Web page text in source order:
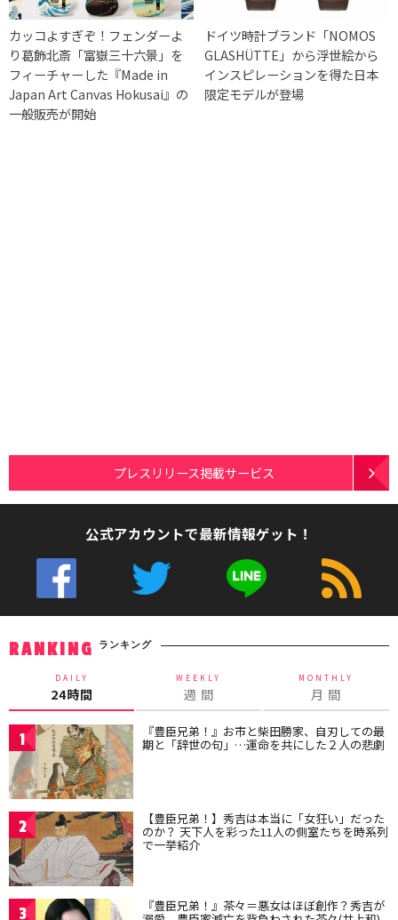
カッコよすぎぞ！フェンダーよ
り葛飾北斎「富嶽三十六景」を
フィーチャーした『Made in
Japan Art Canvas Hokusai』の
一般販売が開始
ドイツ時計ブランド「NOMOS
GLASHÜTTE」から浮世絵から
インスピレーションを得た日本
限定モデルが登場
プレスリリース掲載サービス
公式アカウントで最新情報ゲット！
RANKING ランキング
DAILY
24時間
WEEKLY
週 間
MONTHLY
月 間
1 『豊臣兄弟！』お市と柴田勝家、自刃しての最
期と「辞世の句」…運命を共にした２人の悲劇
2 【豊臣兄弟！】秀吉は本当に「女狂い」だった
のか？ 天下人を彩った11人の側室たちを時系列
で一挙紹介
3 『豊臣兄弟！』茶々＝悪女はほぼ創作？秀吉が